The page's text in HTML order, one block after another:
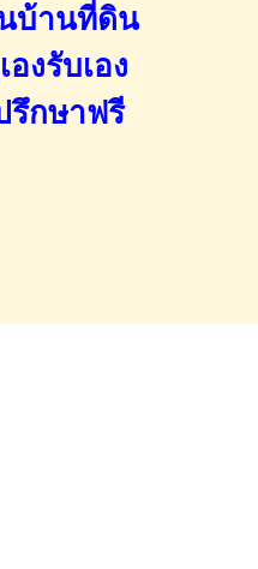
บ้านที่ดิน
งรับเอง
รึกษาฟรี